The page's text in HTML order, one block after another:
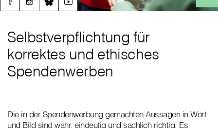
Selbstverpflichtung für
korrektes und ethisches
Spendenwerben
Die in der Spendenwerbung gemachten Aussagen in Wort
und Bild sind wahr, eindeutig und sachlich richtig. Es